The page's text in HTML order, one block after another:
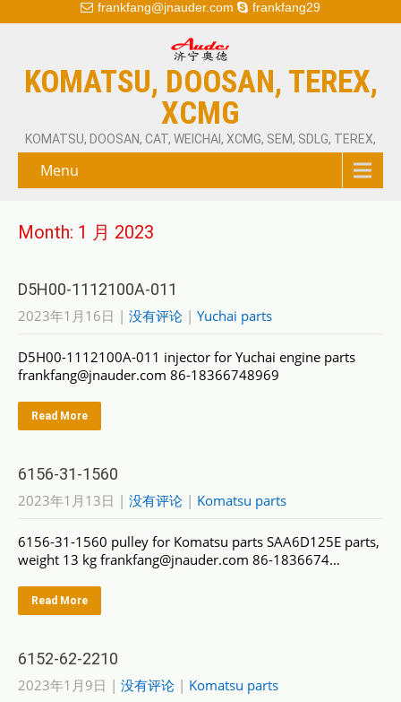
frankfang@jnauder.com frankfang29
KOMATSU, DOOSAN, TEREX,
XCMG
KOMATSU, DOOSAN, CAT, WEICHAI, XCMG, SEM, SDLG, TEREX,
Menu
Month: 1 月 2023
D5H00-1112100A-011
2023年1月16日 | 没有评论 | Yuchai parts
D5H00-1112100A-011 injector for Yuchai engine parts
frankfang@jnauder.com 86-18366748969
Read More
6156-31-1560
2023年1月13日 | 没有评论 | Komatsu parts
6156-31-1560 pulley for Komatsu parts SAA6D125E parts,
weight 13 kg frankfang@jnauder.com 86-1836674…
Read More
6152-62-2210
2023年1月9日 | 没有评论 | Komatsu parts